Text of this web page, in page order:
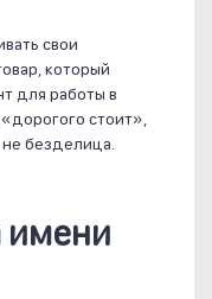
свои
который
для работы в
стоит»,
безделица.
имени